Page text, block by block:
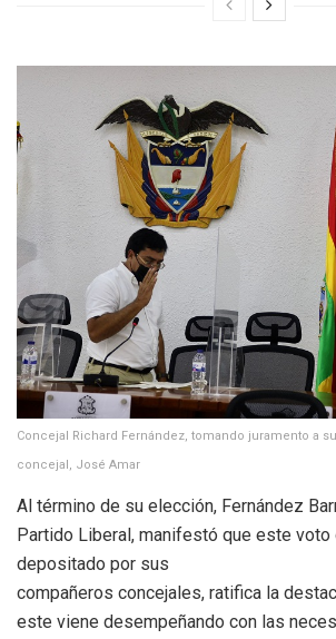
Concejal Richard Fernández, tomando juramento a
concejal, José Amar
Al término de su elección, Fernández
Partido Liberal, manifestó que este voto
depositado por sus
compañeros concejales, ratifica la
este viene desempeñando con las